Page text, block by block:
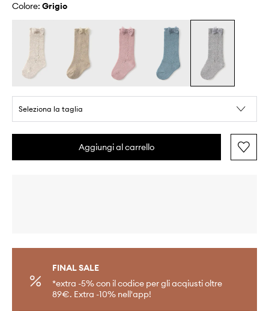
Colore: grigio
Seleziona la taglia
Aggiungi al carrello
FINAL SALE
*extra -5% con il codice per gli acqiusti oltre
89€. Extra -10% nell'app!